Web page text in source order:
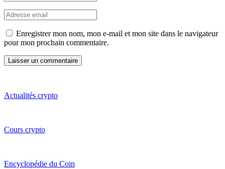
Enregistrer mon nom, mon e-mail et mon site dans le navigateur
pour mon prochain commentaire.
Actualités crypto
Cours crypto
Encyclopédie du Coin